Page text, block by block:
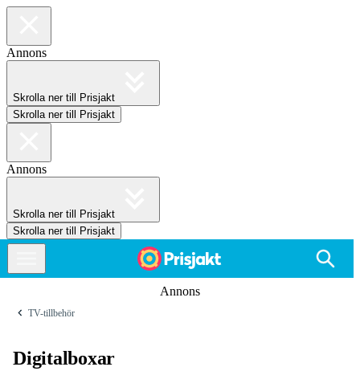
Annons
Skrolla ner till Prisjakt
Skrolla ner till Prisjakt
Annons
Skrolla ner till Prisjakt
Skrolla ner till Prisjakt
Annons
TV-tillbehör
Digitalboxar